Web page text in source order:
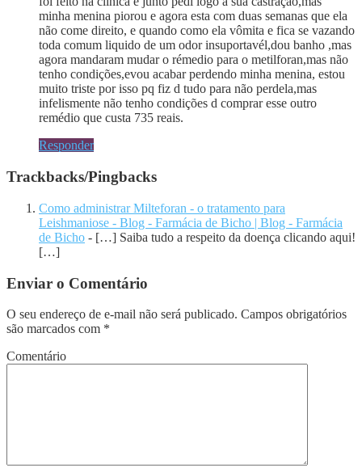
minha menina piorou e agora esta com duas semanas que ela
não come direito, e quando como ela vômita e fica se vazando
toda comum liquido de um odor insuportavél,dou banho ,mas
agora mandaram mudar o rémedio para o metilforan,mas não
tenho condições,evou acabar perdendo minha menina, estou
muito triste por isso pq fiz d tudo para não perdela,mas
infelismente não tenho condições d comprar esse outro
remédio que custa 735 reais.
Responder
Trackbacks/Pingbacks
Como administrar Milteforan - o tratamento para
Leishmaniose - Blog - Farmácia de Bicho | Blog - Farmácia
de Bicho - […] Saiba tudo a respeito da doença clicando aqui!
[…]
Enviar o Comentário
O seu endereço de e-mail não será publicado. Campos obrigatórios
são marcados com *
Comentário